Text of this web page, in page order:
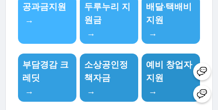
공과금지원
→
두루누리 지
원금
→
배달·택배비
지원
→
부담경감 크
레딧
→
소상공인정
책자금
→
예비 창업자
지원
→